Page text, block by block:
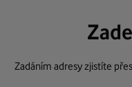
Zadáním adresy zjistíte